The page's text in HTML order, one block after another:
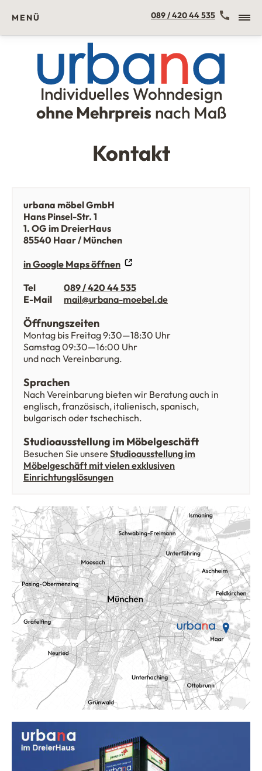
Urbana Möbel
Individuelles Wohndesign
ohne Mehrpreis nach Maß
MENÜ
Kontakt 089 / 420 44 535
Kontakt
urbana möbel GmbH
Hans Pinsel-Str. 1
1. OG im DreierHaus
85540 Haar / München
in Google Maps öffnen
Tel
089 / 420 44 535
E-Mail
mail@urbana-moebel.de
Öffnungszeiten
Montag bis Freitag 9:30—18:30 Uhr
Samstag 09:30—16:00 Uhr
und nach Vereinbarung.
Sprachen
Nach Vereinbarung bieten wir Beratung auch in
englisch, französisch, italienisch, spanisch,
bulgarisch oder tschechisch.
Studioausstellung im Möbelgeschäft
Besuchen Sie unsere Studioausstellung im
Möbelgeschäft mit vielen exklusiven
Einrichtungslösungen